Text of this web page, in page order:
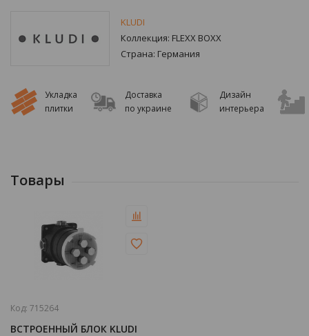
KLUDI
Коллекция: FLEXX BOXX
Страна: Германия
Укладка
плитки
Доставка
по украине
Дизайн
интерьера
Товары
Код: 715264
ВСТРОЕННЫЙ БЛОК KLUDI